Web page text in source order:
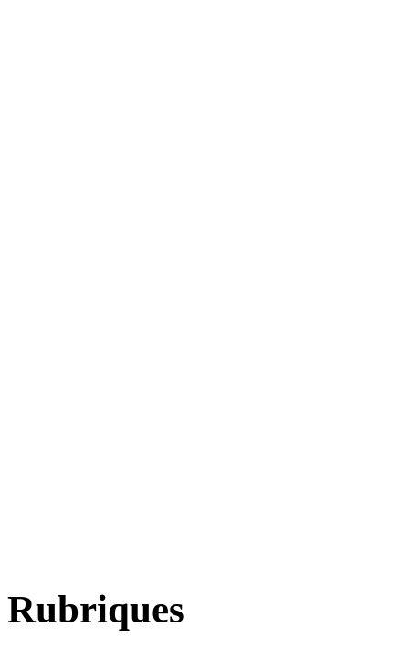
Rubriques